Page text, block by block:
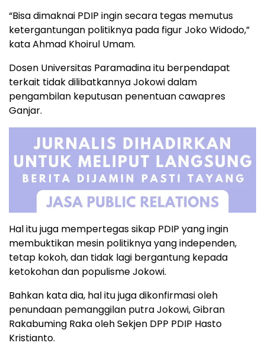
“Bisa dimaknai PDIP ingin secara tegas memutus
ketergantungan politiknya pada figur Joko Widodo,”
kata Ahmad Khoirul Umam.
Dosen Universitas Paramadina itu berpendapat
terkait tidak dilibatkannya Jokowi dalam
pengambilan keputusan penentuan cawapres
Ganjar.
Hal itu juga mempertegas sikap PDIP yang ingin
membuktikan mesin politiknya yang independen,
tetap kokoh, dan tidak lagi bergantung kepada
ketokohan dan populisme Jokowi.
Bahkan kata dia, hal itu juga dikonfirmasi oleh
penundaan pemanggilan putra Jokowi, Gibran
Rakabuming Raka oleh Sekjen DPP PDIP Hasto
Kristianto.